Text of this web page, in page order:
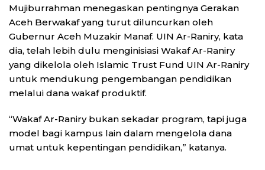
Mujiburrahman menegaskan pentingnya Gerakan
Aceh Berwakaf yang turut diluncurkan oleh
Gubernur Aceh Muzakir Manaf. UIN Ar-Raniry, kata
dia, telah lebih dulu menginisiasi Wakaf Ar-Raniry
yang dikelola oleh Islamic Trust Fund UIN Ar-Raniry
untuk mendukung pengembangan pendidikan
melalui dana wakaf produktif.
“Wakaf Ar-Raniry bukan sekadar program, tapi juga
model bagi kampus lain dalam mengelola dana
umat untuk kepentingan pendidikan,” katanya.